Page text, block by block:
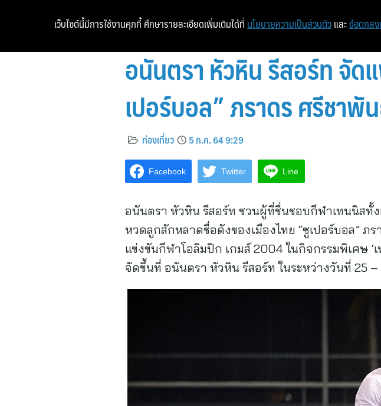
หน้าแรก
อนันตรา หัวหิน รีสอร์ท จัด
เปอร์บอล” ภราดร ศรีชาพั
ท่องเที่ยว 5 ก.ค. 64 9:29
Facebook Twitter Line
อนันตรา หัวหิน รีสอร์ท ชวนผู้ที่ชื่นชอบกีฬาเทนนิส
หวดลูกสักหลาดชื่อดังของเมืองไทย “ซูเปอร์บอล” ภ
แข่งขันกีฬาโอลิมปิก เกมส์ 2004 ในกิจกรรมพิเศษ
จัดขึ้นที่ อนันตรา หัวหิน รีสอร์ท ในระหว่างวันที่ 25
เว็บไซต์นี้มีการใช้งานคุกกี้ ศึกษารายละเอียดเพิ่มเติมได้ที่ นโยบายความเป็นส่วนตัว และ ข้อตกลง